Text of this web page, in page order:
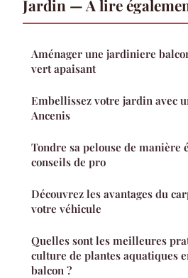
Jardin — À lire
Aménager une jardiniere
vert apaisant
Embellissez votre jardin avec
Ancenis
Tondre sa pelouse de manière
conseils de pro
Découvrez les avantages du
votre véhicule
Quelles sont les meilleures
culture de plantes aquatiques
balcon ?